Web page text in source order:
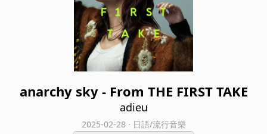
anarchy sky - From THE FIRST TAKE
adieu
2025-02-28 · 日語/流行音樂